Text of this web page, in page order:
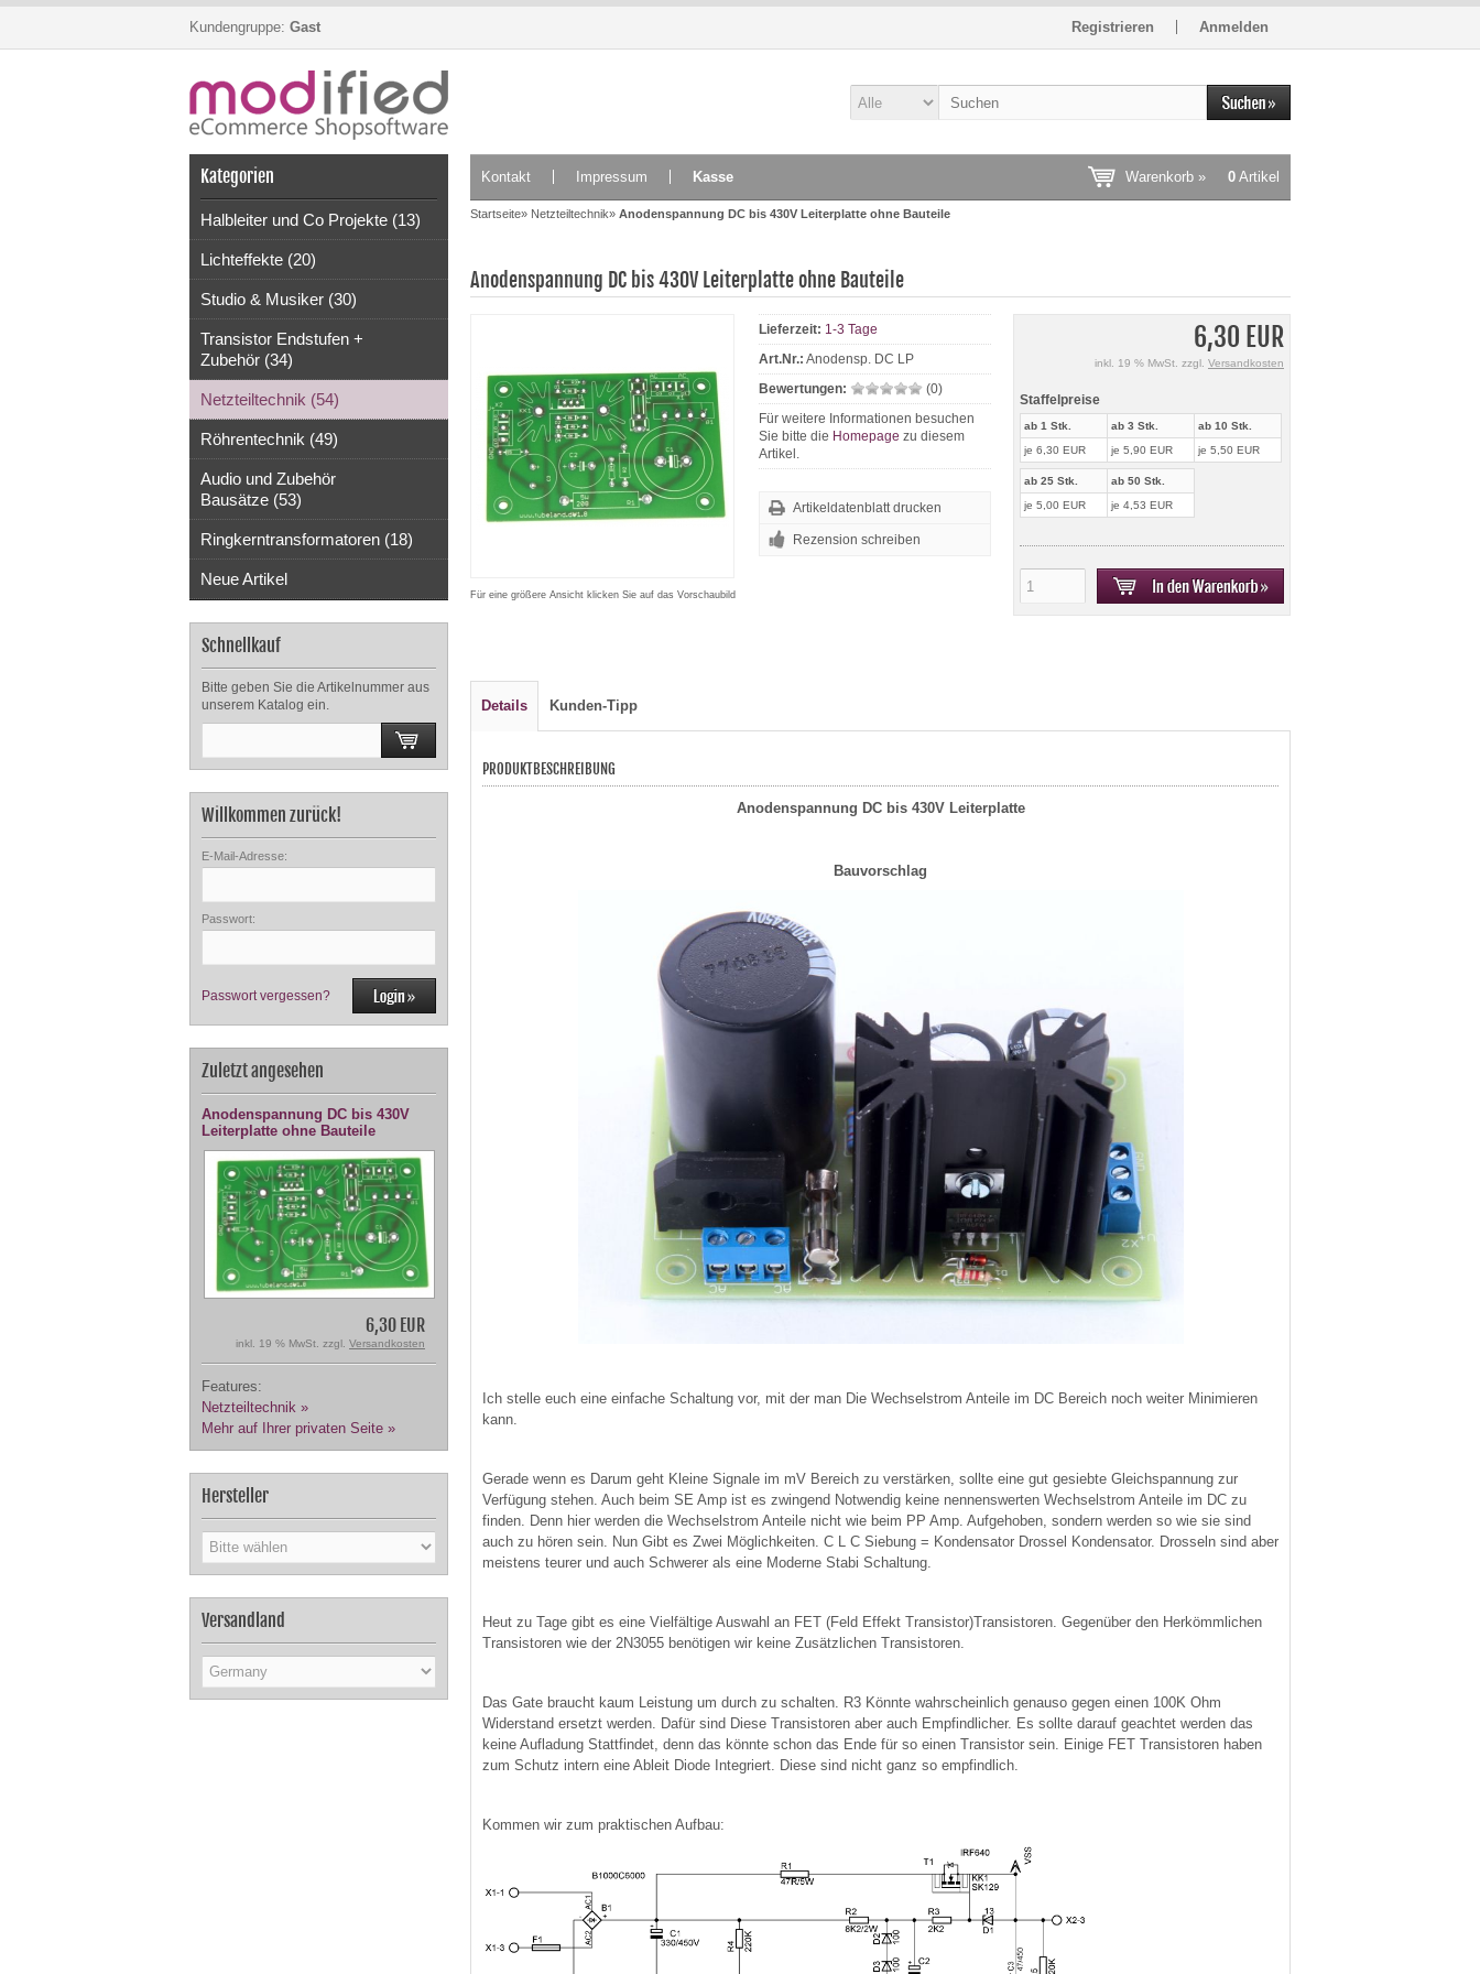
Kundengruppe: Gast Registrieren Anmelden
Kategorien
Halbleiter und Co Projekte (13)
Lichteffekte (20)
Studio & Musiker (30)
Transistor Endstufen +
Zubehör (34)
Netzteiltechnik (54)
Röhrentechnik (49)
Audio und Zubehör
Bausätze (53)
Ringkerntransformatoren (18)
Neue Artikel
Schnellkauf
Bitte geben Sie die Artikelnummer aus
unserem Katalog ein.
Willkommen zurück!
E-Mail-Adresse:
Passwort:
Passwort vergessen?
Zuletzt angesehen
Anodenspannung DC bis 430V
Leiterplatte ohne Bauteile
6,30 EUR
inkl. 19 % MwSt. zzgl. Versandkosten
Features:
Netzteiltechnik »
Mehr auf Ihrer privaten Seite »
Hersteller
Versandland
Kontakt Impressum Kasse Warenkorb » 0 Artikel
Startseite» Netzteiltechnik» Anodenspannung DC bis 430V Leiterplatte ohne Bauteile
Anodenspannung DC bis 430V Leiterplatte ohne Bauteile
Für eine größere Ansicht klicken Sie auf das Vorschaubild
Lieferzeit: 1-3 Tage
Art.Nr.: Anodensp. DC LP
Bewertungen:
(0)
Für weitere Informationen besuchen
Sie bitte die Homepage zu diesem
Artikel.
Artikeldatenblatt drucken
Rezension schreiben
6,30 EUR
inkl. 19 % MwSt. zzgl. Versandkosten
Staffelpreise
ab 1 Stk.
je 6,30 EUR
ab 3 Stk.
je 5,90 EUR
ab 10 Stk.
je 5,50 EUR
ab 25 Stk.
je 5,00 EUR
ab 50 Stk.
je 4,53 EUR
Details Kunden-Tipp
PRODUKTBESCHREIBUNG
Anodenspannung DC bis 430V Leiterplatte
Bauvorschlag
Ich stelle euch eine einfache Schaltung vor, mit der man Die Wechselstrom Anteile im DC Bereich noch weiter Minimieren
kann.
Gerade wenn es Darum geht Kleine Signale im mV Bereich zu verstärken, sollte eine gut gesiebte Gleichspannung zur
Verfügung stehen. Auch beim SE Amp ist es zwingend Notwendig keine nennenswerten Wechselstrom Anteile im DC zu
finden. Denn hier werden die Wechselstrom Anteile nicht wie beim PP Amp. Aufgehoben, sondern werden so wie sie sind
auch zu hören sein. Nun Gibt es Zwei Möglichkeiten. C L C Siebung = Kondensator Drossel Kondensator. Drosseln sind aber
meistens teurer und auch Schwerer als eine Moderne Stabi Schaltung.
Heut zu Tage gibt es eine Vielfältige Auswahl an FET (Feld Effekt Transistor)Transistoren. Gegenüber den Herkömmlichen
Transistoren wie der 2N3055 benötigen wir keine Zusätzlichen Transistoren.
Das Gate braucht kaum Leistung um durch zu schalten. R3 Könnte wahrscheinlich genauso gegen einen 100K Ohm
Widerstand ersetzt werden. Dafür sind Diese Transistoren aber auch Empfindlicher. Es sollte darauf geachtet werden das
keine Aufladung Stattfindet, denn das könnte schon das Ende für so einen Transistor sein. Einige FET Transistoren haben
zum Schutz intern eine Ableit Diode Integriert. Diese sind nicht ganz so empfindlich.
Kommen wir zum praktischen Aufbau: